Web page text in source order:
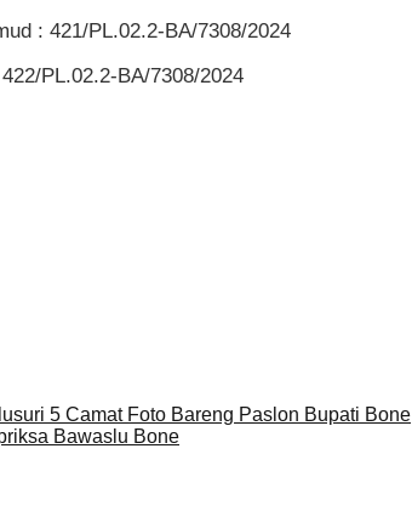
: 421/PL.02.2-BA/7308/2024
PL.02.2-BA/7308/2024
5 Camat Foto Bareng Paslon Bupati Bone
Bawaslu Bone